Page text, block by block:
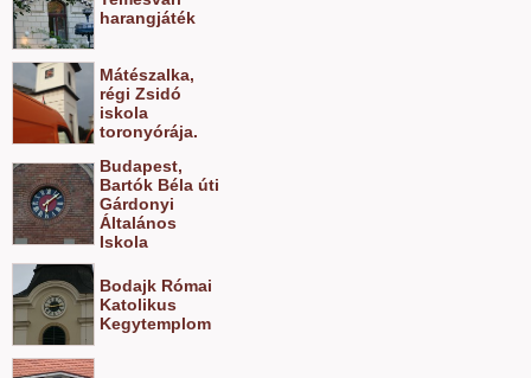
harangjáték
Mátészalka,
régi Zsidó
iskola
toronyórája.
Budapest,
Bartók Béla úti
Gárdonyi
Általános
Iskola
Bodajk Római
Katolikus
Kegytemplom